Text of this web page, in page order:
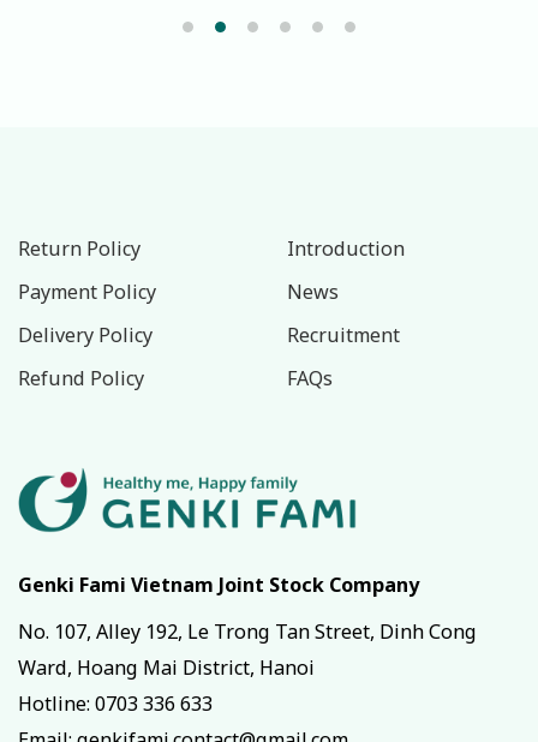
Return Policy
Payment Policy
Delivery Policy
Refund Policy
Introduction
News
Recruitment
FAQs
Genki Fami Vietnam Joint Stock Company
No. 107, Alley 192, Le Trong Tan Street, Dinh Cong
Ward, Hoang Mai District, Hanoi
Hotline: 0703 336 633